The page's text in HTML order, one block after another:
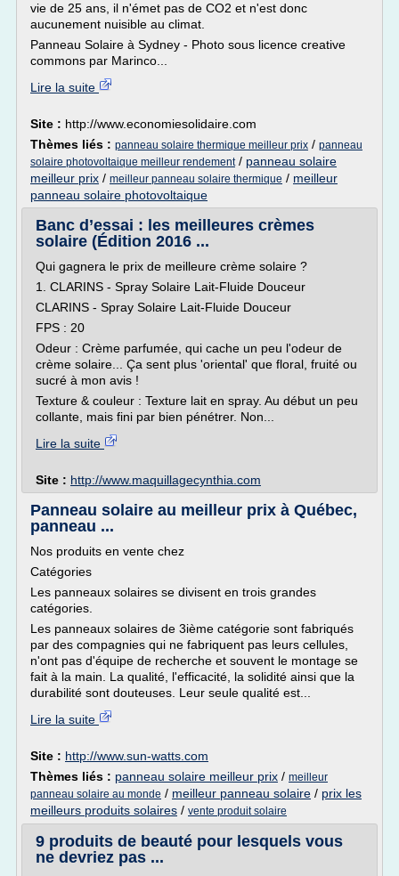
vie de 25 ans, il n'émet pas de CO2 et n'est donc
aucunement nuisible au climat.
Panneau Solaire à Sydney - Photo sous licence creative
commons par Marinco...
Lire la suite
Site : http://www.economiesolidaire.com
Thèmes liés : panneau solaire thermique meilleur prix / panneau
solaire photovoltaique meilleur rendement/ panneau solaire
meilleur prix / meilleur panneau solaire thermique / meilleur
panneau solaire photovoltaique
Banc d’essai : les meilleures crèmes
solaire (Édition 2016 ...
Qui gagnera le prix de meilleure crème solaire ?
1. CLARINS - Spray Solaire Lait-Fluide Douceur
CLARINS - Spray Solaire Lait-Fluide Douceur
FPS : 20
Odeur : Crème parfumée, qui cache un peu l'odeur de
crème solaire... Ça sent plus 'oriental' que floral, fruité ou
sucré à mon avis !
Texture & couleur : Texture lait en spray. Au début un peu
collante, mais fini par bien pénétrer. Non...
Lire la suite
Site : http://www.maquillagecynthia.com
Panneau solaire au meilleur prix à Québec,
panneau ...
Nos produits en vente chez
Catégories
Les panneaux solaires se divisent en trois grandes
catégories.
Les panneaux solaires de 3ième catégorie sont fabriqués
par des compagnies qui ne fabriquent pas leurs cellules,
n'ont pas d'équipe de recherche et souvent le montage se
fait à la main. La qualité, l'efficacité, la solidité ainsi que la
durabilité sont douteuses. Leur seule qualité est...
Lire la suite
Site : http://www.sun-watts.com
Thèmes liés : panneau solaire meilleur prix / meilleur
panneau solaire au monde / meilleur panneau solaire / prix les
meilleurs produits solaires / vente produit solaire
9 produits de beauté pour lesquels vous
ne devriez pas ...